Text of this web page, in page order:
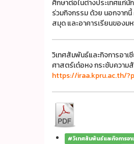
ศึกษาต่อในต่างประเทศแก่นั
ร่วมกิจกรรม ด้วย นอกจาก
สมุด และอาคารเรียนของ
วิเทศสัมพันธ์และกิจการอา
ศาสตร์เต๋อหง กระชับความ
https://iraa.kpru.ac.th/
#วิเทศสัมพันธ์และกิจการอ